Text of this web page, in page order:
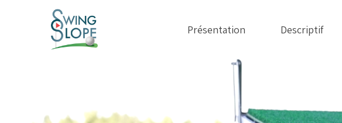
Présentation Descriptif